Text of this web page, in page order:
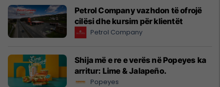
Petrol Company vazhdon të ofrojë
cilësi dhe kursim për klientët
Petrol Company
Shija më e re e verës në Popeyes ka
arritur: Lime & Jalapeño.
Popeyes